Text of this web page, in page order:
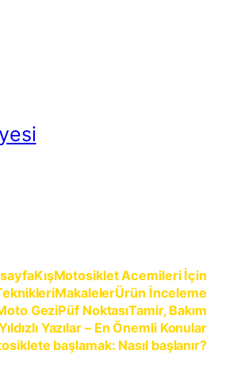
KışMotosiklet Acemileri İçin
MakalelerÜrün İnceleme
GeziPüf NoktasıTamir, Bakım
Yazılar – En Önemli Konular
başlamak: Nasıl başlanır?